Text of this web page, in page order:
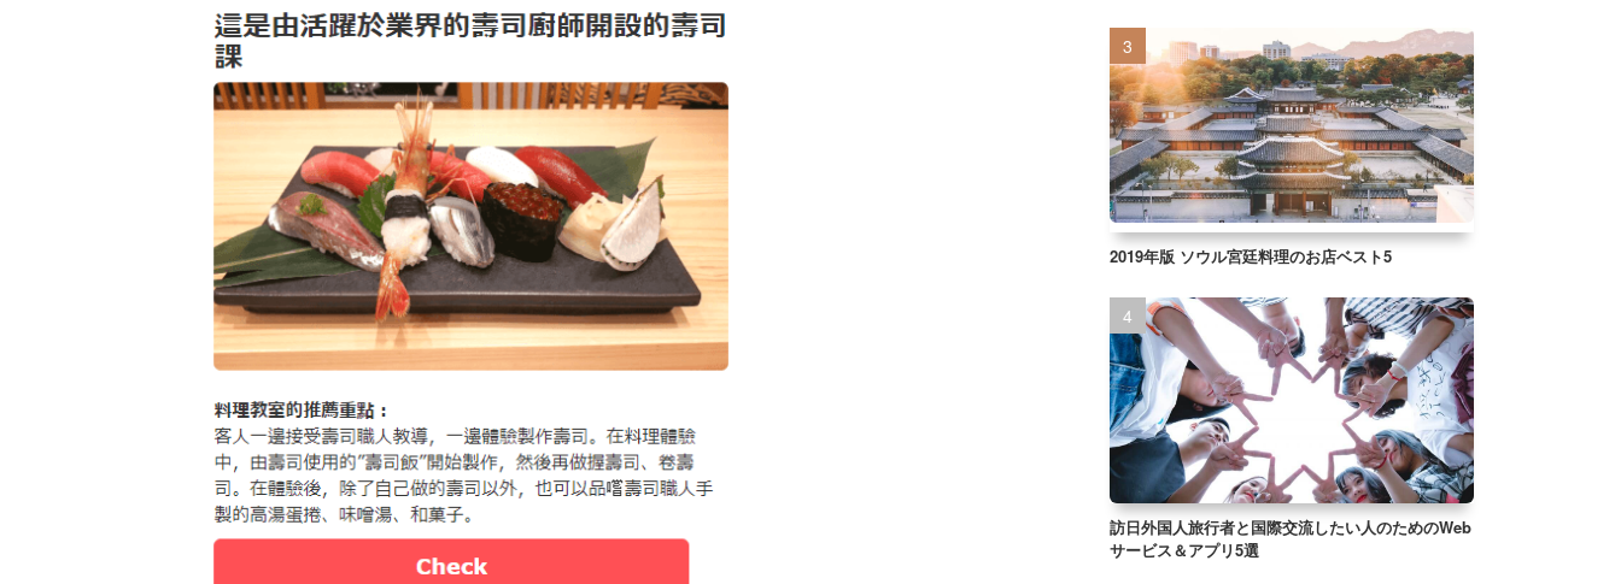
2019年版 ソウル宮廷料理のお店ベスト5
訪日外国人旅行者と国際交流したい人のためのWeb
サービス＆アプリ5選